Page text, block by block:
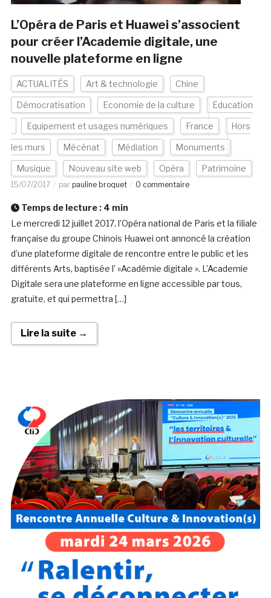
L’Opéra de Paris et Huawei s’associent
pour créer l’Academie digitale, une
nouvelle plateforme en ligne
ACTUALITÉS Art & technologie Chine
Démocratisation Economie de la culture Education
Equipement et usages numériques France Hors
les murs Mécénat Médiation Monuments
Musique Nouveau site web Opéra Patrimoine
15/07/2017 par pauline broquet 0 commentaire
Temps de lecture : 4 min
Le mercredi 12 juillet 2017, l’Opéra national de Paris et la filiale
française du groupe Chinois Huawei ont annoncé la création
d’une plateforme digitale de rencontre entre le public et les
différents Arts, baptisée l’ »Académie digitale ». L’Academie
Digitale sera une plateforme en ligne accessible par tous,
gratuite, et qui permettra […]
Lire la suite →